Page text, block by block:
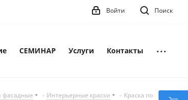
Поиск
Войти
СЕМИНАР Услуги Контакты
фасадные - Интерьерные краски - Краска по